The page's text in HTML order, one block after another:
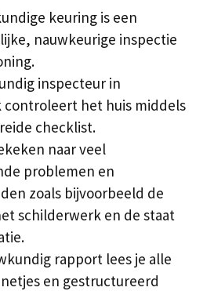
keuring is een
nauwkeurige inspectie
inspecteur in
controleert het huis middels
checklist.
naar veel
problemen en
zoals bijvoorbeeld de
schilderwerk en de staat
rapport lees je alle
en gestructureerd